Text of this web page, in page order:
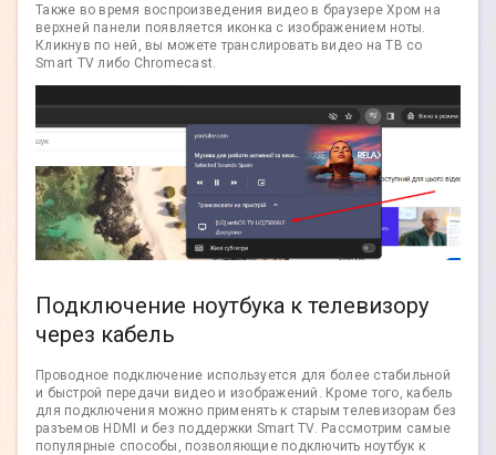
Также во время воспроизведения видео в браузере Хром на
верхней панели появляется иконка с изображением ноты.
Кликнув по ней, вы можете транслировать видео на ТВ со
Smart TV либо Chromecast.
Подключение ноутбука к телевизору
через кабель
Проводное подключение используется для более стабильной
и быстрой передачи видео и изображений. Кроме того, кабель
для подключения можно применять к старым телевизорам без
разъемов HDMI и без поддержки Smart TV. Рассмотрим самые
популярные способы, позволяющие подключить ноутбук к